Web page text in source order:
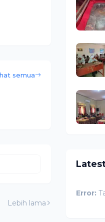
semua
Lebih lama
Error: